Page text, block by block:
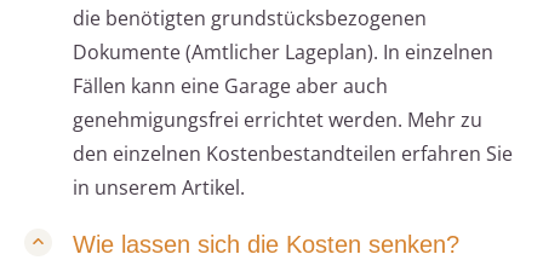
die benötigten grundstücksbezogenen
Dokumente (Amtlicher Lageplan). In einzelnen
Fällen kann eine Garage aber auch
genehmigungsfrei errichtet werden. Mehr zu
den einzelnen Kostenbestandteilen erfahren Sie
in unserem Artikel.
Wie lassen sich die Kosten senken?